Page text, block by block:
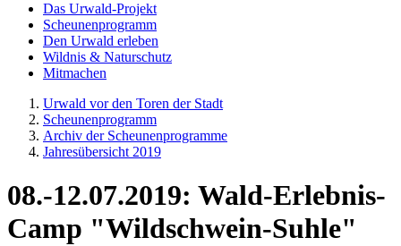
Das Urwald-Projekt
Scheunenprogramm
Den Urwald erleben
Wildnis & Naturschutz
Mitmachen
Urwald vor den Toren der Stadt
Scheunenprogramm
Archiv der Scheunenprogramme
Jahresübersicht 2019
08.-12.07.2019: Wald-Erlebnis-
Camp "Wildschwein-Suhle"